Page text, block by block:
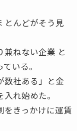
とんどがそう見
兼ねない企業 と
いる。
数社ある」と金
れ始めた。
をきっかけに運賃